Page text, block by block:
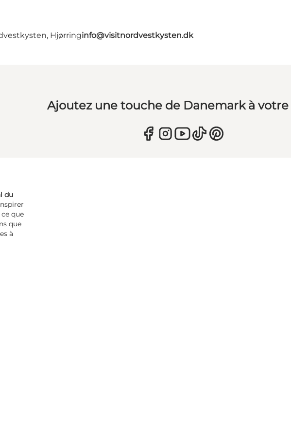
Hjørringinfo@visitnordvestkysten.dk
Ajoutez une touche de Danemark à
du
que
que
à